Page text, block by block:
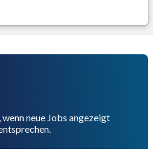
neue Jobs angezeigt